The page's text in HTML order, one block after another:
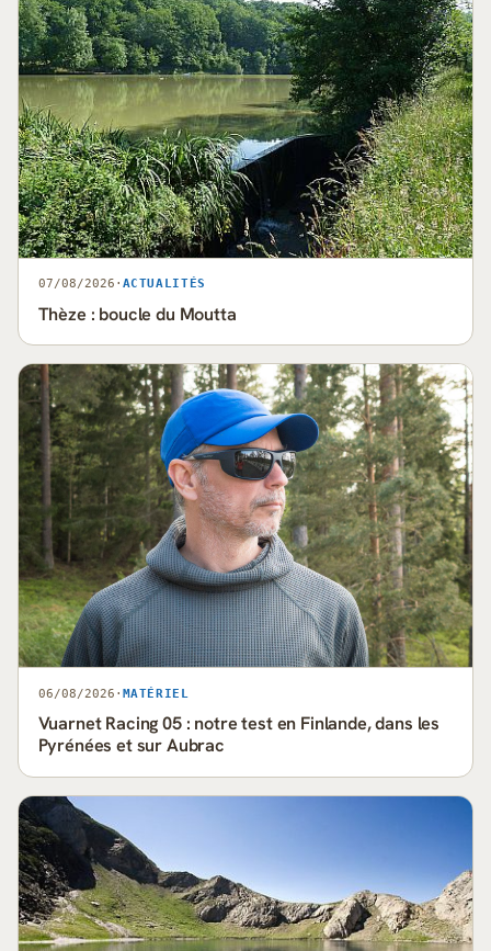
07/08/2026 · ACTUALITÉS
Thèze : boucle du Moutta
06/08/2026 · MATÉRIEL
Vuarnet Racing 05 : notre test en Finlande, dans les
Pyrénées et sur Aubrac